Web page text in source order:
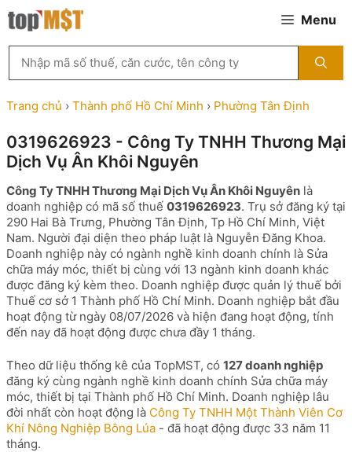
Chuyển
đến
Menu
kiếm
MST
theo
tên
ty,
người
diện
hoặc
mã
số
thuế
...
Trang chủ › Thành phố Hồ Chí Minh › Phường Tân Định
0319626923 - Công Ty TNHH Thương Mại
Dịch Vụ Ân Khôi Nguyên
Công Ty TNHH Thương Mại Dịch Vụ Ân Khôi Nguyên là
doanh nghiệp có mã số thuế 0319626923. Trụ sở đăng ký tại
290 Hai Bà Trưng, Phường Tân Định, Tp Hồ Chí Minh, Việt
Nam. Người đại diện theo pháp luật là Nguyễn Đăng Khoa.
Doanh nghiệp này có ngành nghề kinh doanh chính là Sửa
chữa máy móc, thiết bị cùng với 13 ngành kinh doanh khác
được đăng ký kèm theo. Doanh nghiệp được quản lý thuế bởi
Thuế cơ sở 1 Thành phố Hồ Chí Minh. Doanh nghiệp bắt đầu
hoạt động từ ngày 08/07/2026 và hiện đang hoạt động, tính
đến nay đã hoạt động được chưa đầy 1 tháng.
Theo dữ liệu thống kê của TopMST, có 127 doanh nghiệp
đăng ký cùng ngành nghề kinh doanh chính Sửa chữa máy
móc, thiết bị tại Thành phố Hồ Chí Minh. Doanh nghiệp lâu
đời nhất còn hoạt động là Công Ty TNHH Một Thành Viên Cơ
Khí Nông Nghiệp Bông Lúa - đã hoạt động được 33 năm 11
tháng.